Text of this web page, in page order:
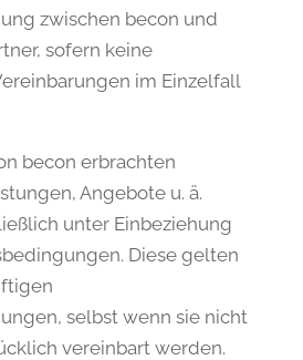
zwischen becon und
sofern keine
im Einzelfall
becon erbrachten
Angebote u. ä.
unter Einbeziehung
Diese gelten
selbst wenn sie nicht
vereinbart werden.